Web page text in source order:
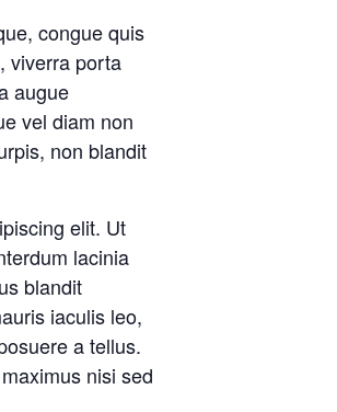
congue quis
viverra porta
augue
vel diam non
non blandit
elit. Ut
lacinia
blandit
iaculis leo,
a tellus.
nisi sed